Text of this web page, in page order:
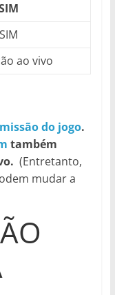
SIM
ao vivo
do jogo.
também
(Entretanto,
mudar a